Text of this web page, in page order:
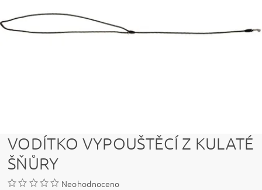
VODÍTKO VYPOUŠTĚCÍ Z KULATÉ
ŠŇŮRY
Neohodnoceno